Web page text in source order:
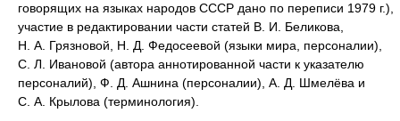
говорящих на языках народов СССР дано по переписи 1979 г.),
участие в редактировании части статей В. И. Беликова,
Н. А. Грязновой, Н. Д. Федосеевой (языки мира, персоналии),
С. Л. Ивановой (автора аннотированной части к указателю
персоналий), Ф. Д. Ашнина (персоналии), А. Д. Шмелёва и
С. А. Крылова (терминология).